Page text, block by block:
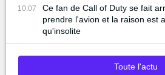
10:07
Ce fan de Call of Duty se fait
prendre l'avion et la raison est
qu'insolite
Toute l'actu